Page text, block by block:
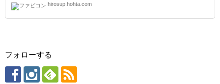
hirosup.hohta.com
フォローする